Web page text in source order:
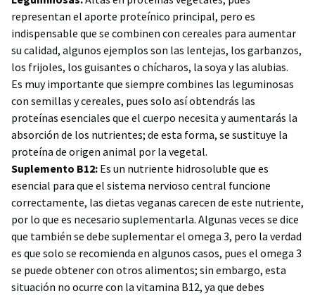
representan el aporte proteínico principal, pero es
indispensable que se combinen con cereales para aumentar
su calidad, algunos ejemplos son las lentejas, los garbanzos,
los frijoles, los guisantes o chícharos, la soya y las alubias.
Es muy importante que siempre combines las leguminosas
con semillas y cereales, pues solo así obtendrás las
proteínas esenciales que el cuerpo necesita y aumentarás la
absorción de los nutrientes; de esta forma, se sustituye la
proteína de origen animal por la vegetal.
Suplemento B12: Es un nutriente hidrosoluble que es
esencial para que el sistema nervioso central funcione
correctamente, las dietas veganas carecen de este nutriente,
por lo que es necesario suplementarla. Algunas veces se dice
que también se debe suplementar el omega 3, pero la verdad
es que solo se recomienda en algunos casos, pues el omega 3
se puede obtener con otros alimentos; sin embargo, esta
situación no ocurre con la vitamina B12, ya que debes